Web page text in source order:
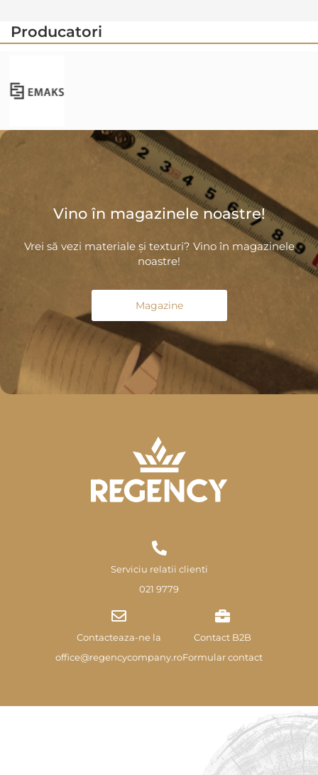
Producatori
Vino în magazinele noastre!
Vrei să vezi materiale și texturi? Vino în magazinele
noastre!
Magazine
Serviciu relatii clienti
021 9779
Contacteaza-ne la
office@regencycompany.ro
Contact B2B
Formular contact